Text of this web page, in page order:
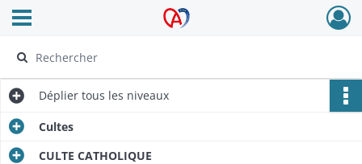
Archives Alsace - Colmar
Ouvrir le menu déroulant
Déplier tous les niveaux
Cultes
CULTE CATHOLIQUE